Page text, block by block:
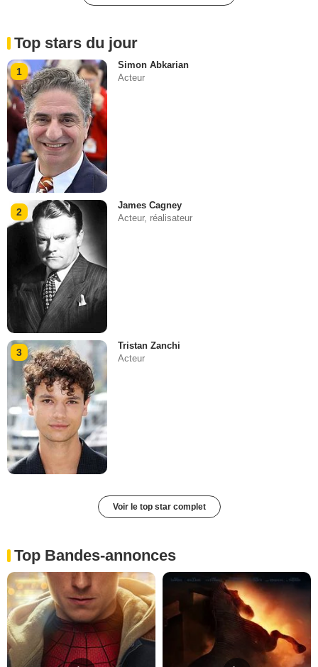
Top stars du jour
1
Simon Abkarian
Acteur
2
James Cagney
Acteur, réalisateur
3
Tristan Zanchi
Acteur
Voir le top star complet
Top Bandes-annonces